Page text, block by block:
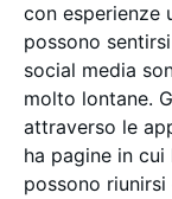
con esperienze
possono
social media
molto lontane.
attraverso le
ha pagine in
possono